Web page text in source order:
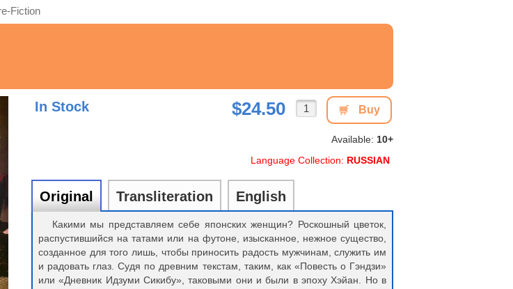
Fiction
In Stock Buy
$24.50
Available: 10+
Language Collection: RUSSIAN
Original Transliteration English
Какими мы представляем себе японских женщин? Роскошный цветок,
распустившийся на татами или на футоне, изысканное, нежное существо,
созданное для того лишь, чтобы приносить радость мужчинам, служить им
и радовать глаз. Судя по древним текстам, таким, как «Повесть о Гэндзи»
или «Дневник Идзуми Сикибу», таковыми они и были в эпоху Хэйан. Но в